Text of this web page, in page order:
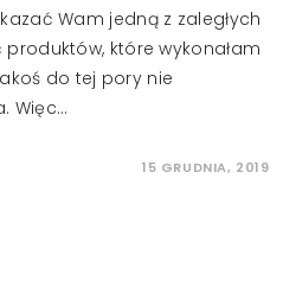
Wam jedną z zaległych
które wykonałam
do tej pory nie
Więc…
15 GRUDNIA, 2019